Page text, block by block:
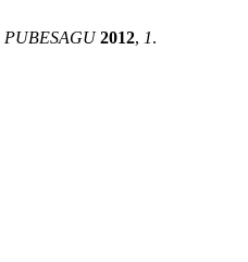
PUBESAGU 2012, 1.